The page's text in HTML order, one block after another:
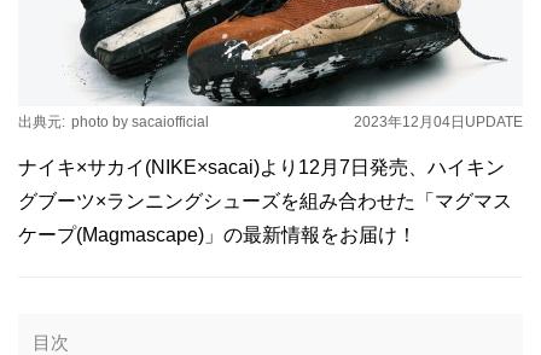
2023年12月04日 UPDATE
出典元: photo by sacaiofficial
ナイキ×サカイ(NIKE×sacai)より12月7日発売、ハイキン
グブーツ×ランニングシューズを組み合わせた「マグマス
ケープ(Magmascape)」の最新情報をお届け！
目次